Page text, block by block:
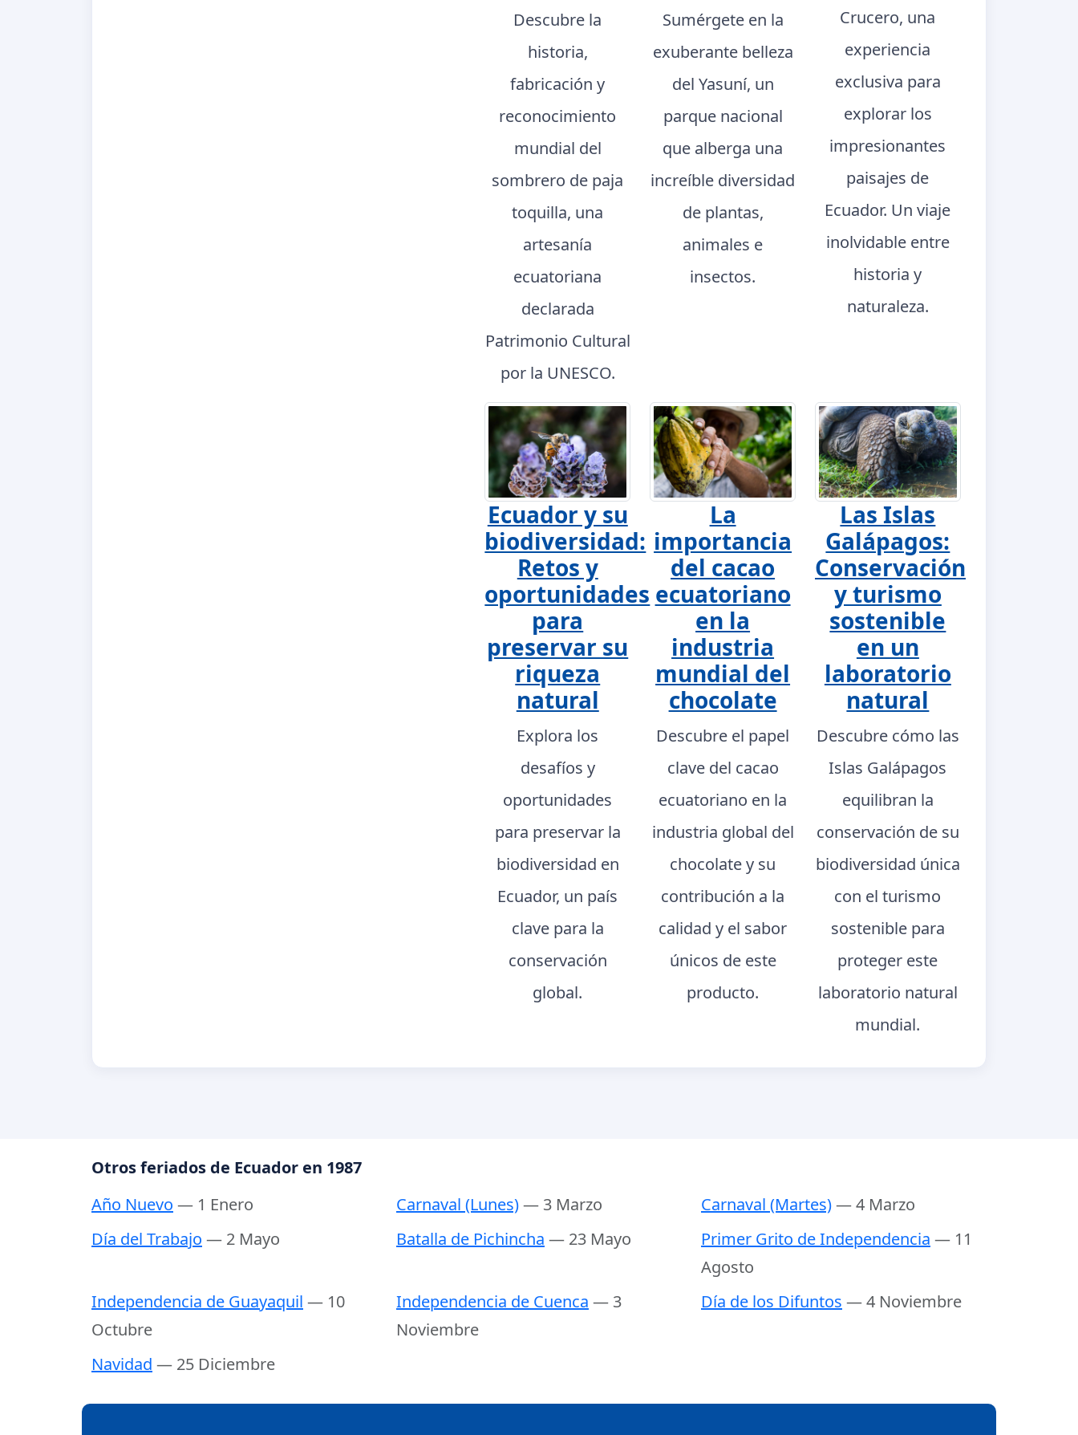
Descubre la
historia,
fabricación y
reconocimiento
mundial del
sombrero de paja
toquilla, una
artesanía
ecuatoriana
declarada
Patrimonio Cultural
por la UNESCO.
Sumérgete en la
exuberante belleza
del Yasuní, un
parque nacional
que alberga una
increíble diversidad
de plantas,
animales e
insectos.
Crucero, una
experiencia
exclusiva para
explorar los
impresionantes
paisajes de
Ecuador. Un viaje
inolvidable entre
historia y
naturaleza.
Ecuador y su
biodiversidad:
Retos y
oportunidades
para
preservar su
riqueza
natural
Explora los
desafíos y
oportunidades
para preservar la
biodiversidad en
Ecuador, un país
clave para la
conservación
global.
La
importancia
del cacao
ecuatoriano
en la
industria
mundial del
chocolate
Descubre el papel
clave del cacao
ecuatoriano en la
industria global del
chocolate y su
contribución a la
calidad y el sabor
únicos de este
producto.
Las Islas
Galápagos:
Conservación
y turismo
sostenible
en un
laboratorio
natural
Descubre cómo las
Islas Galápagos
equilibran la
conservación de su
biodiversidad única
con el turismo
sostenible para
proteger este
laboratorio natural
mundial.
Otros feriados de Ecuador en 1987
Año Nuevo — 1 Enero Carnaval (Lunes)— 3 Marzo Carnaval (Martes)— 4 Marzo
Día del Trabajo — 2 Mayo Batalla de Pichincha — 23 Mayo Primer Grito de Independencia — 11
Agosto
Independencia de Guayaquil — 10
Octubre
Independencia de Cuenca — 3
Noviembre
Día de los Difuntos — 4 Noviembre
Navidad — 25 Diciembre